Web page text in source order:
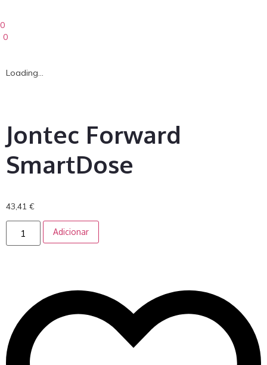
0
0
Loading...
Jontec Forward
SmartDose
43,41 €
Adicionar